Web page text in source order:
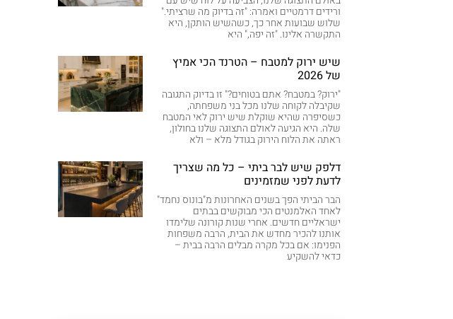
ורידים דרמטיים ואמרה: "זה בדיוק מה שרציתי."
שלוש שבועות אחר כך, כשהשיש הותקן, היא
התקשרה אלינו. "זה יפה," היא
שיש ירוק למטבח – הטרנד הכי אמיץ
של 2026
"ירוק? במטבח? אתם בטוחים?" זו בדיוק התגובה
שקיבלה לקוחה שלנו מכל בני משפחתה,
כשסיפרה שהיא שוקלת שיש ירוק לאי המטבח
שלה. היא הגיעה לאולם התצוגה שלנו בחולון,
ראתה את הלוח הירוק בגודל מלא – ולא
דלפק שיש לבר ביתי – כל מה שצריך
לדעת לפני שמזמינים
הבר הביתי הפך בשנים האחרונות מ"בונוס נחמד"
לאחד האלמנטים הכי מבוקשים בבתים
ישראליים חדשים. אחרי שנות קורונה שלימדו
אותנו להכיר מחדש את הבית, הרבה משפחות
הפנימו: אם בכל מקרה מבלים הרבה בבית –
כדאי להשקיע